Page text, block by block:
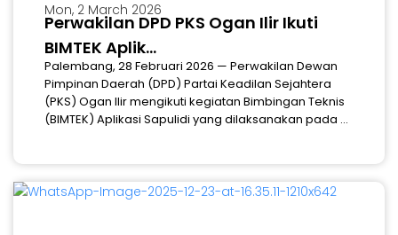
Mon, 2 March 2026
Perwakilan DPD PKS Ogan Ilir Ikuti
BIMTEK Aplik...
Palembang, 28 Februari 2026 — Perwakilan Dewan
Pimpinan Daerah (DPD) Partai Keadilan Sejahtera
(PKS) Ogan Ilir mengikuti kegiatan Bimbingan Teknis
(BIMTEK) Aplikasi Sapulidi yang dilaksanakan pada ...